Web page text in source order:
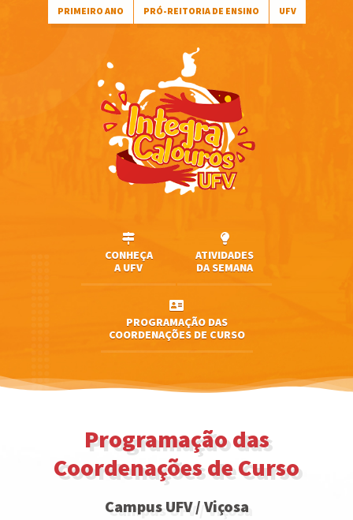
PRIMEIRO ANO PRÓ-REITORIA DE ENSINO UFV
CONHEÇA
A UFV
ATIVIDADES
DA SEMANA
PROGRAMAÇÃO DAS
COORDENAÇÕES DE CURSO
Programação das
Coordenações de Curso
Campus UFV / Viçosa